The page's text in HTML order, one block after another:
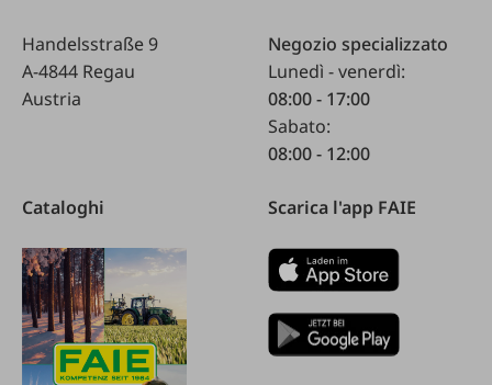
Handelsstraße 9
A-4844 Regau
Austria
Negozio specializzato
Lunedì - venerdì:
08:00 - 17:00
Sabato:
08:00 - 12:00
Cataloghi Scarica l'app FAIE